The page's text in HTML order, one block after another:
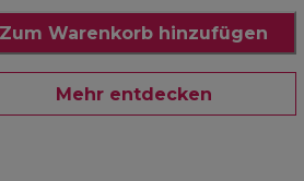
Zum Warenkorb hinzufügen
Mehr entdecken